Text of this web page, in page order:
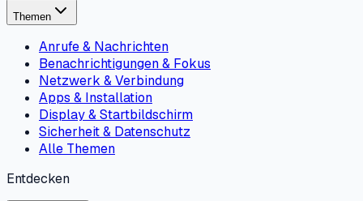
Themen
Anrufe & Nachrichten
Benachrichtigungen & Fokus
Netzwerk & Verbindung
Apps & Installation
Display & Startbildschirm
Sicherheit & Datenschutz
Alle Themen
Entdecken